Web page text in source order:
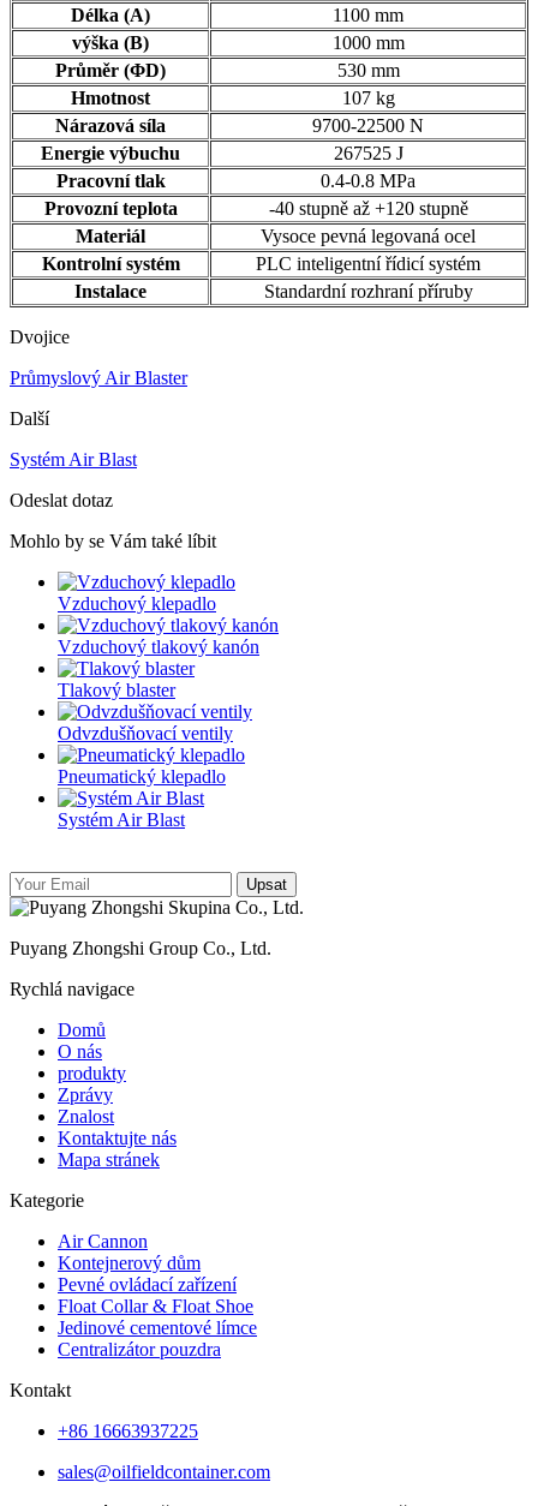
Délka (A)
1100 mm
výška (B)
1000 mm
Průměr (ΦD)
530 mm
Hmotnost
107 kg
Nárazová síla
9700-22500 N
Energie výbuchu
267525 J
Pracovní tlak
0.4-0.8 MPa
Provozní teplota
-40 stupně až +120 stupně
Materiál
Vysoce pevná legovaná ocel
Kontrolní systém
PLC inteligentní řídicí systém
Instalace
Standardní rozhraní příruby
Dvojice
Průmyslový Air Blaster
Další
Systém Air Blast
Odeslat dotaz
Mohlo by se Vám také líbit
Vzduchový klepadlo
Vzduchový tlakový kanón
Tlakový blaster
Odvzdušňovací ventily
Pneumatický klepadlo
Systém Air Blast
Upsat
Puyang Zhongshi Group Co., Ltd.
Rychlá navigace
Domů
O nás
produkty
Zprávy
Znalost
Kontaktujte nás
Mapa stránek
Kategorie
Air Cannon
Kontejnerový dům
Pevné ovládací zařízení
Float Collar & Float Shoe
Jedinové cementové límce
Centralizátor pouzdra
Kontakt
+86 16663937225
sales@oilfieldcontainer.com